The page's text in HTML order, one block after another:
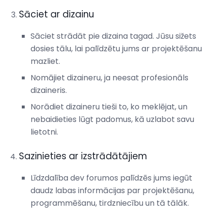
Sāciet ar dizainu
Sāciet strādāt pie dizaina tagad. Jūsu sižets
dosies tālu, lai palīdzētu jums ar projektēšanu
mazliet.
Nomājiet dizaineru, ja neesat profesionāls
dizaineris.
Norādiet dizaineru tieši to, ko meklējat, un
nebaidieties lūgt padomus, kā uzlabot savu
lietotni.
Sazinieties ar izstrādātājiem
Līdzdalība dev forumos palīdzēs jums iegūt
daudz labas informācijas par projektēšanu,
programmēšanu, tirdzniecību un tā tālāk.